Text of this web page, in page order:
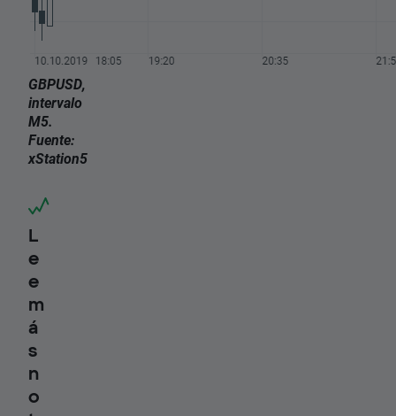
GBPUSD,
intervalo
M5.
Fuente:
xStation5
L
e
e
m
á
s
n
o